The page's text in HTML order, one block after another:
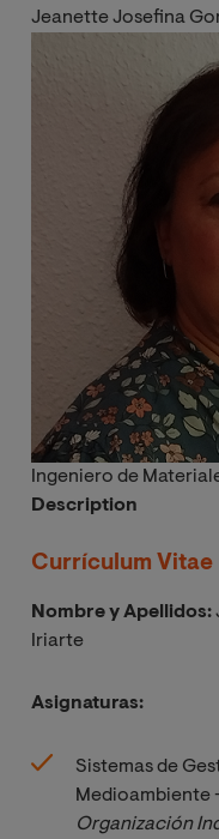
Jeanette Josefina
Ingeniero de
Description
Currículum Vitae
Nombre y Apellidos:
Iriarte
Asignaturas:
Sistemas de
Medioambiente
Organización